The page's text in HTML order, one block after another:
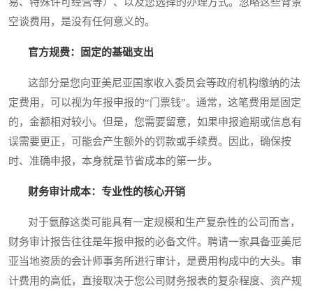
空谈费用，是没有任何意义的。
官方规费：固定的基础支出
这部分是您向亚美尼亚国家收入委员会等政府机构缴纳的法
定费用，可以视为年报申报的“门票钱”。通常，这笔费用是固定
的，金额相对较小。但是，您需要留意，如果申报逾期或信息有
误需要更正，可能会产生额外的罚款或手续费。因此，确保按
时、准确申报，本身就是节省成本的第一步。
财务审计成本：专业性的核心开销
对于氨醇这类可能具有一定规模和生产复杂性的公司而言，
财务审计报告往往是年报申报的必备文件。聘请一家具备亚美尼
亚当地资质的会计师事务所进行审计，是费用构成中的大头。审
计费用的高低，直接取决于您公司财务报表的复杂程度、资产规